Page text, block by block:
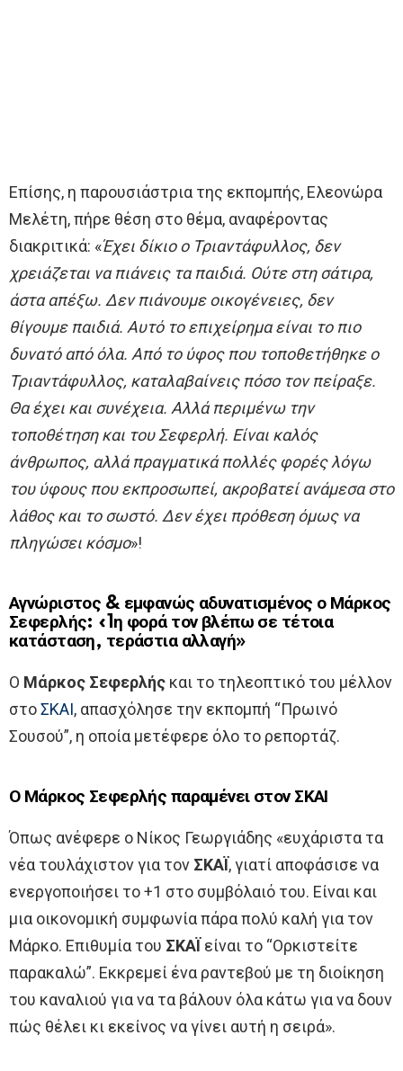
Επίσης, η παρουσιάστρια της εκπομπής, Ελεονώρα
Μελέτη, πήρε θέση στο θέμα, αναφέροντας
διακριτικά: «Έχει δίκιο ο Τριαντάφυλλος, δεν
χρειάζεται να πιάνεις τα παιδιά. Ούτε στη σάτιρα,
άστα απέξω. Δεν πιάνουμε οικογένειες, δεν
θίγουμε παιδιά. Αυτό το επιχείρημα είναι το πιο
δυνατό από όλα. Από το ύφος που τοποθετήθηκε ο
Τριαντάφυλλος, καταλαβαίνεις πόσο τον πείραξε.
Θα έχει και συνέχεια. Αλλά περιμένω την
τοποθέτηση και του Σεφερλή. Είναι καλός
άνθρωπος, αλλά πραγματικά πολλές φορές λόγω
του ύφους που εκπροσωπεί, ακροβατεί ανάμεσα στο
λάθος και το σωστό. Δεν έχει πρόθεση όμως να
πληγώσει κόσμο»!
Αγνώριστος & εμφανώς αδυνατισμένος ο Μάρκος
Σεφερλής: «1η φορά τον βλέπω σε τέτοια
κατάσταση, τεράστια αλλαγή»
Ο Μάρκος Σεφερλής και το τηλεοπτικό του μέλλον
στοΣΚΑΙ, απασχόλησε την εκπομπή “Πρωινό
Σουσού”, η οποία μετέφερε όλο το ρεπορτάζ.
Ο Μάρκος Σεφερλής παραμένει στον ΣΚΑΙ
Όπως ανέφερε ο Νίκος Γεωργιάδης «ευχάριστα τα
νέα τουλάχιστον για τον ΣΚΑΪ, γιατί αποφάσισε να
ενεργοποιήσει το +1 στο συμβόλαιό του. Είναι και
μια οικονομική συμφωνία πάρα πολύ καλή για τον
Μάρκο. Επιθυμία του ΣΚΑΪ είναι το “Ορκιστείτε
παρακαλώ”. Εκκρεμεί ένα ραντεβού με τη διοίκηση
του καναλιού για να τα βάλουν όλα κάτω για να δουν
πώς θέλει κι εκείνος να γίνει αυτή η σειρά».